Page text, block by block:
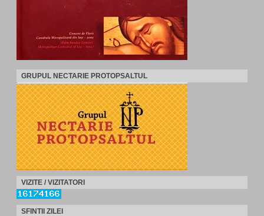
GRUPUL NECTARIE PROTOPSALTUL
VIZITE / VIZITATORI
SFINTII ZILEI